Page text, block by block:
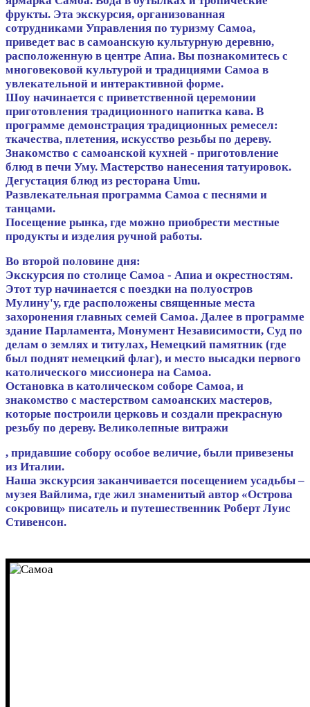
фрукты. Эта экскурсия, организованная
сотрудниками Управления по туризму Самоа,
приведет вас в самоанскую культурную деревню,
расположенную в центре Апиа. Вы познакомитесь с
многовековой культурой и традициями Самоа в
увлекательной и интерактивной форме.
Шоу начинается с приветственной церемонии
приготовления традиционного напитка кава. В
программе демонстрация традиционных ремесел:
ткачества, плетения, искусство резьбы по дереву.
Знакомство с самоанской кухней - приготовление
блюд в печи Уму. Мастерство нанесения татуировок.
Дегустация блюд из ресторана Umu.
Развлекательная программа Самоа с песнями и
танцами.
Посещение рынка, где можно приобрести местные
продукты и изделия ручной работы.
Во второй половине дня:
Экскурсия по столице Самоа - Апиа и окрестностям.
Этот тур начинается с поездки на полуостров
Мулину'у, где расположены священные места
захоронения главных семей Самоа. Далее в программе
здание Парламента, Монумент Независимости, Суд по
делам о землях и титулах, Немецкий памятник (где
был поднят немецкий флаг), и место высадки первого
католического миссионера на Самоа.
Остановка в католическом соборе Самоа, и
знакомство с мастерством самоанских мастеров,
которые построили церковь и создали прекрасную
резьбу по дереву. Великолепные витражи
, придавшие собору особое величие, были привезены
из Италии.
Наша экскурсия заканчивается посещением усадьбы –
музея Вайлима, где жил знаменитый автор «Острова
сокровищ» писатель и путешественник Роберт Луис
Стивенсон.